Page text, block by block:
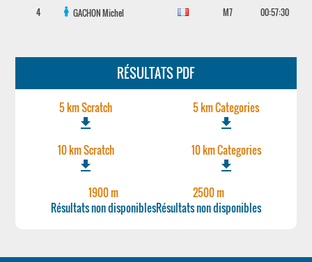
4
GACHONMichel M7 00:57:30
RÉSULTATS PDF
5 km Scratch
file_download
5 km Categories
file_download
10 km Scratch
file_download
10 km Categories
file_download
1900 m
Résultats non disponibles
2500 m
Résultats non disponibles